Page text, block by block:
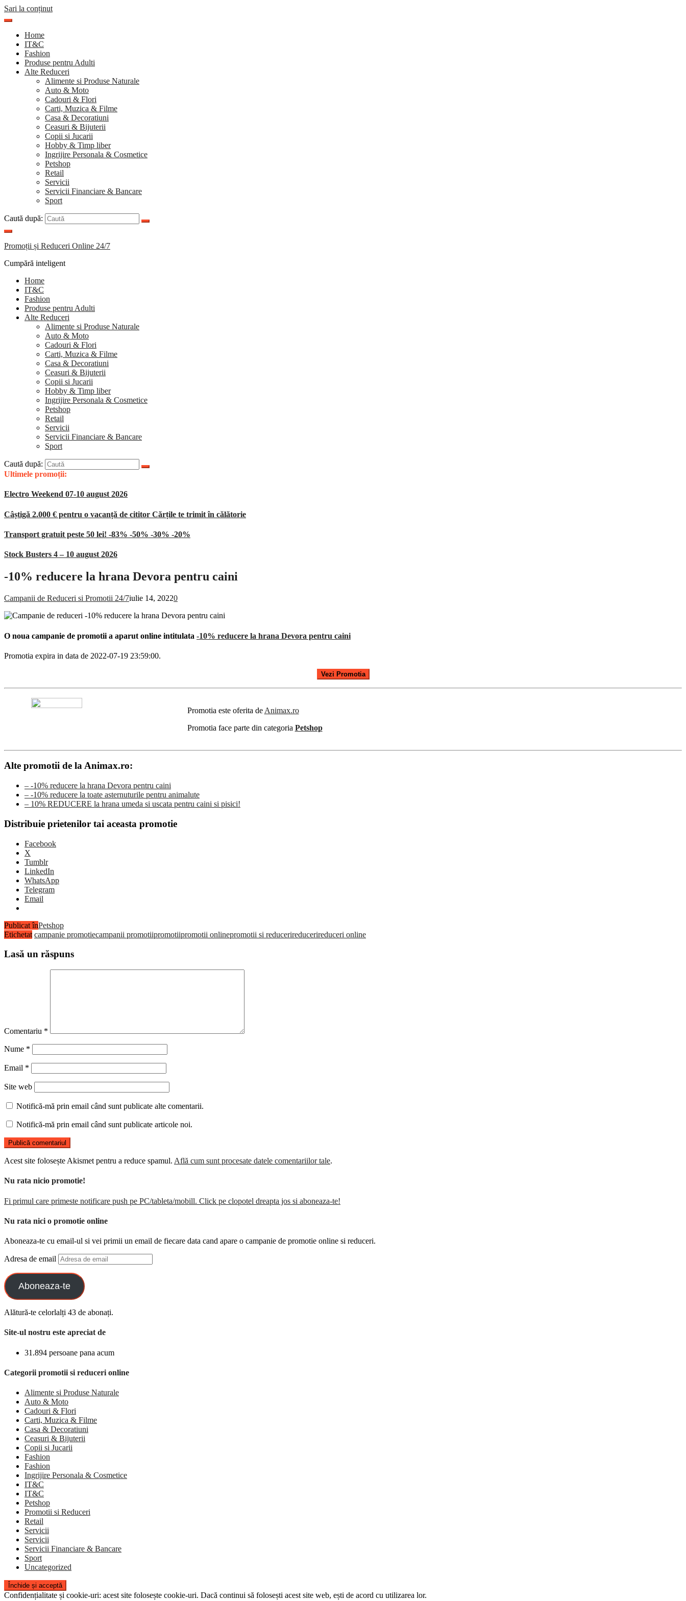
Sari la conținut
Home
IT&C
Fashion
Produse pentru Adulti
Alte Reduceri
Alimente si Produse Naturale
Auto & Moto
Cadouri & Flori
Carti, Muzica & Filme
Casa & Decoratiuni
Ceasuri & Bijuterii
Copii si Jucarii
Hobby & Timp liber
Ingrijire Personala & Cosmetice
Petshop
Retail
Servicii
Servicii Financiare & Bancare
Sport
Caută după:
Promoții și Reduceri Online 24/7
Cumpără inteligent
Home
IT&C
Fashion
Produse pentru Adulti
Alte Reduceri
Alimente si Produse Naturale
Auto & Moto
Cadouri & Flori
Carti, Muzica & Filme
Casa & Decoratiuni
Ceasuri & Bijuterii
Copii si Jucarii
Hobby & Timp liber
Ingrijire Personala & Cosmetice
Petshop
Retail
Servicii
Servicii Financiare & Bancare
Sport
Caută după:
Ultimele promoții:
Electro Weekend 07-10 august 2026
Câștigă 2.000 € pentru o vacanță de cititor Cărțile te trimit în călătorie
Transport gratuit peste 50 lei! -83% -50% -30% -20%
Stock Busters 4 – 10 august 2026
-10% reducere la hrana Devora pentru caini
Campanii de Reduceri si Promotii 24/7iulie 14, 20220
O noua campanie de promotii a aparut online intitulata -10% reducere la hrana Devora pentru caini
Promotia expira in data de 2022-07-19 23:59:00.
Vezi Promotia
Promotia este oferita de Animax.ro
Promotia face parte din categoria Petshop
Alte promotii de la Animax.ro:
– -10% reducere la hrana Devora pentru caini
– -10% reducere la toate asternuturile pentru animalute
– 10% REDUCERE la hrana umeda si uscata pentru caini si pisici!
Distribuie prietenilor tai aceasta promotie
Facebook
X
Tumblr
LinkedIn
WhatsApp
Telegram
Email
Publicat înPetshop
Etichetat campanie promotiecampanii promotiipromotiipromotii onlinepromotii si reducerireducerireduceri online
Lasă un răspuns
Comentariu *
Nume *
Email *
Site web
Notifică-mă prin email când sunt publicate alte comentarii.
Notifică-mă prin email când sunt publicate articole noi.
Acest site folosește Akismet pentru a reduce spamul. Află cum sunt procesate datele comentariilor tale.
Nu rata nicio promotie!
Fi primul care primeste notificare push pe PC/tableta/mobill. Click pe clopotel dreapta jos si aboneaza-te!
Nu rata nici o promotie online
Aboneaza-te cu email-ul si vei primii un email de fiecare data cand apare o campanie de promotie online si reduceri.
Adresa de email
Aboneaza-te
Alătură-te celorlalți 43 de abonați.
Site-ul nostru este apreciat de
31.894 persoane pana acum
Categorii promotii si reduceri online
Alimente si Produse Naturale
Auto & Moto
Cadouri & Flori
Carti, Muzica & Filme
Casa & Decoratiuni
Ceasuri & Bijuterii
Copii si Jucarii
Fashion
Fashion
Ingrijire Personala & Cosmetice
IT&C
IT&C
Petshop
Promotii si Reduceri
Retail
Servicii
Servicii
Servicii Financiare & Bancare
Sport
Uncategorized
Confidențialitate și cookie-uri: acest site folosește cookie-uri. Dacă continui să folosești acest site web, ești de acord cu utilizarea lor.